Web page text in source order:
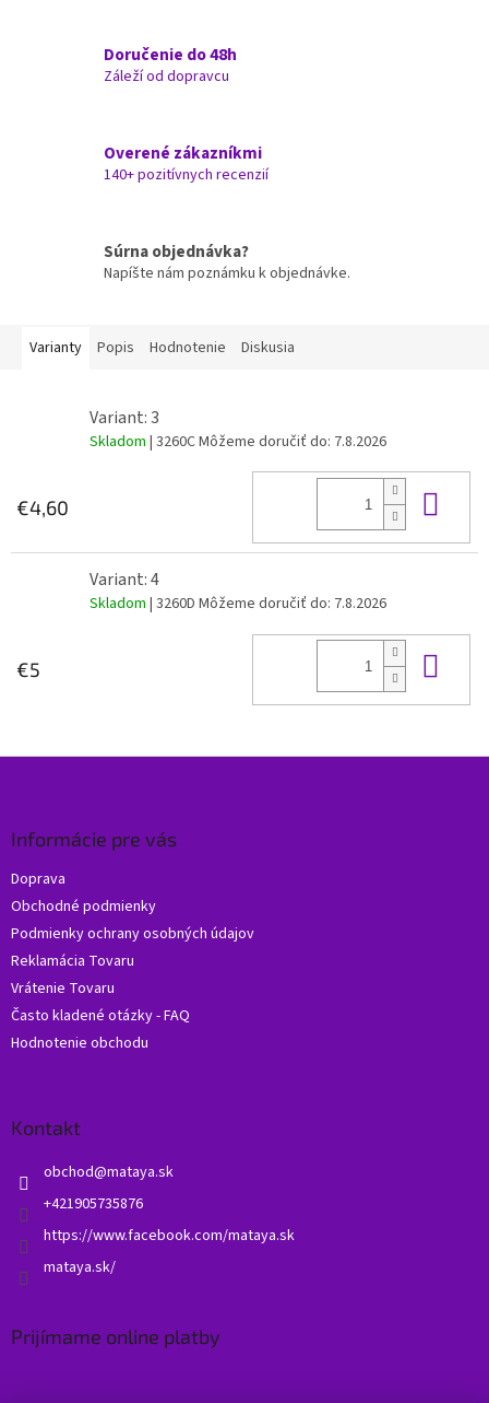
Doručenie do 48h
Záleží od dopravcu
Overené zákazníkmi
140+ pozitívnych recenzií
Súrna objednávka?
Napíšte nám poznámku k objednávke.
Varianty Popis Hodnotenie Diskusia
Variant: 3
Skladom | 3260CMôžeme doručiť do: 7.8.2026
€4,60
Variant: 4
Skladom | 3260D Môžeme doručiť do: 7.8.2026
€5
Informácie pre vás
Doprava
Obchodné podmienky
Podmienky ochrany osobných údajov
Reklamácia Tovaru
Vrátenie Tovaru
Často kladené otázky - FAQ
Hodnotenie obchodu
Kontakt
obchod@mataya.sk
+421905735876
https://www.facebook.com/mataya.sk
mataya.sk/
Prijímame online platby